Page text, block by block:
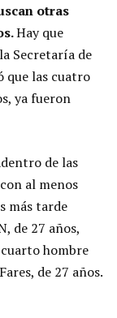
otras
Hay que
Secretaría de
que las cuatro
ya fueron
de las
al menos
más tarde
de 27 años,
cuarto hombre
de 27 años.